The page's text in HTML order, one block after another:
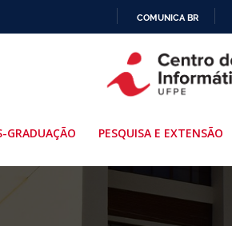
PARA
O
COMUNICA BR
GRADUAÇÃO PESQUISA E EXTENSÃO